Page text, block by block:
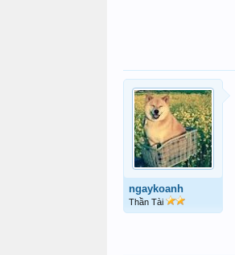
ngaykoanh
Thần Tài